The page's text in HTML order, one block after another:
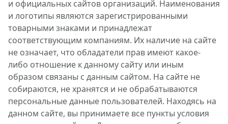
и официальных сайтов организаций. Наименования
и логотипы являются зарегистрированными
товарными знаками и принадлежат
соответствующим компаниям. Их наличие на сайте
не означает, что обладатели прав имеют какое-
либо отношение к данному сайту или иным
образом связаны с данным сайтом. На сайте не
собираются, не хранятся и не обрабатываются
персональные данные пользователей. Находясь на
данном сайте, вы принимаете все пункты условия